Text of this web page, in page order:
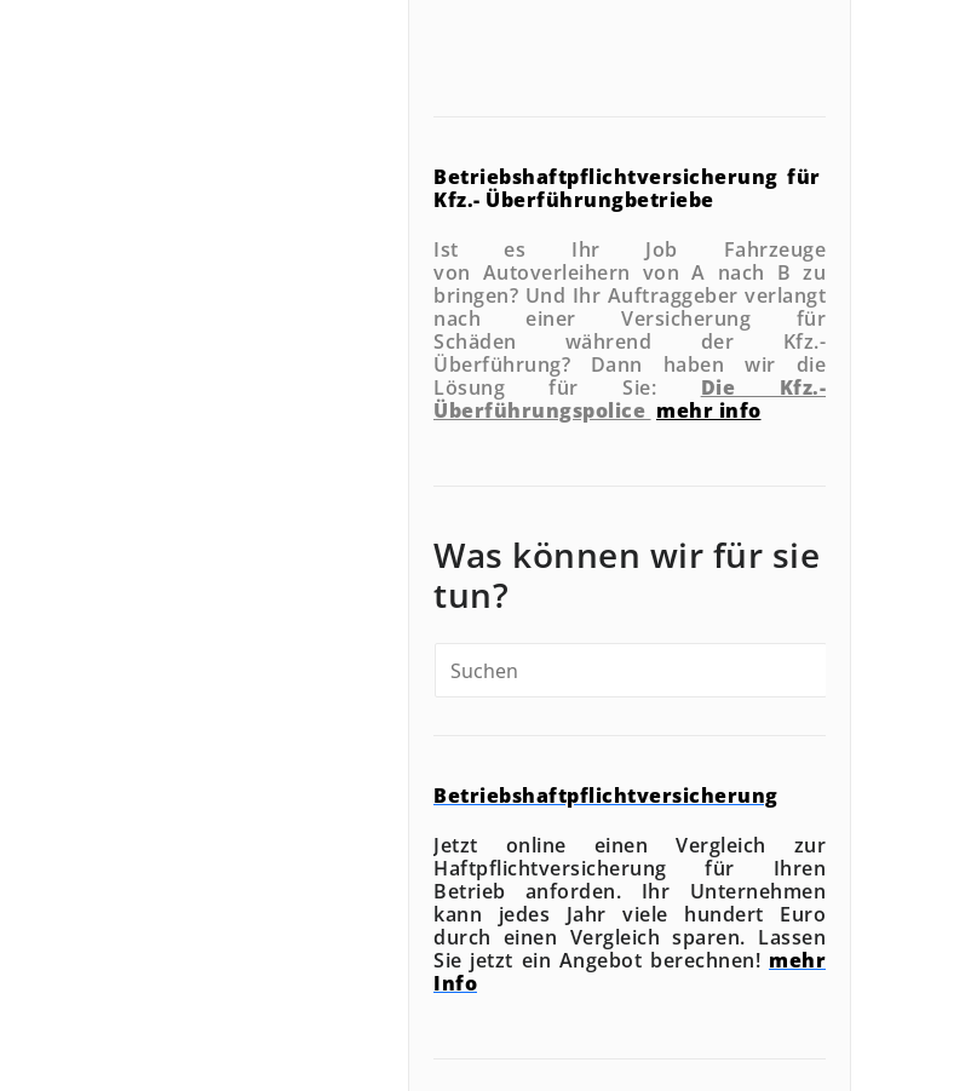
Betriebshaftpflichtversicherung für
Kfz.- Überführungbetriebe
Ist es Ihr Job Fahrzeuge
von Autoverleihern von A nach B zu
bringen? Und Ihr Auftraggeber verlangt
nach einer Versicherung für
Schäden während der Kfz.-
Überführung? Dann haben wir die
Lösung für Sie: Die Kfz.-
Überführungspolice mehr info
Was können wir für sie
tun?
Betriebshaftpflichtversicherung
Jetzt online einen Vergleich zur
Haftpflichtversicherung für Ihren
Betrieb anforden. Ihr Unternehmen
kann jedes Jahr viele hundert Euro
durch einen Vergleich sparen. Lassen
Sie jetzt ein Angebot berechnen! mehr
Info